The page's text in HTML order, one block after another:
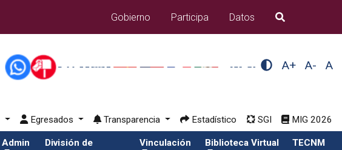
Gobierno
Participa Datos B�squeda
A+ A- A
Egresados Transparencia Estadístico SGI MIG 2026
Admin
División de
Vinculación Biblioteca Virtual
TECNM